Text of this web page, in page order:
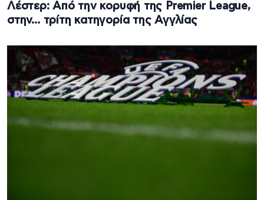
Λέστερ: Από την κορυφή της Premier League,
στην… τρίτη κατηγορία της Αγγλίας